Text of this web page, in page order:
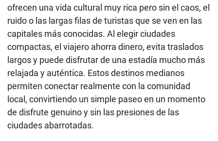
ofrecen una vida cultural muy rica pero sin el caos, el
ruido o las largas filas de turistas que se ven en las
capitales más conocidas. Al elegir ciudades
compactas, el viajero ahorra dinero, evita traslados
largos y puede disfrutar de una estadía mucho más
relajada y auténtica. Estos destinos medianos
permiten conectar realmente con la comunidad
local, convirtiendo un simple paseo en un momento
de disfrute genuino y sin las presiones de las
ciudades abarrotadas.